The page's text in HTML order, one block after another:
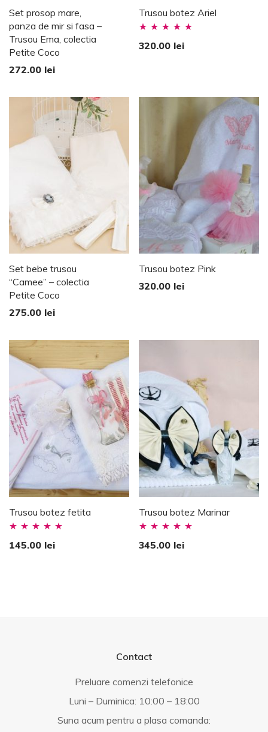
Set prosop mare,
panza de mir si fasa –
Trusou Ema, colectia
Petite Coco
272.00 lei
Trusou botez Ariel
Evaluat la
320.00 lei
Set bebe trusou
“Camee” – colectia
Petite Coco
275.00 lei
Trusou botez Pink
320.00 lei
Trusou botez fetita
Evaluat la
145.00 lei
Trusou botez Marinar
Evaluat la
345.00 lei
Contact
Preluare comenzi telefonice
Luni – Duminica: 10:00 – 18:00
Suna acum pentru a plasa comanda: